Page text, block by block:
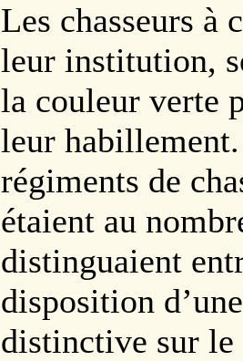
Les chasseurs à
leur institution,
la couleur verte
leur
régiments de
étaient au
distinguaient
disposition
distinctive sur